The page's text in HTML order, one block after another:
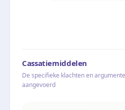
Cassatiemiddelen
De specifieke klachten en
aangevoerd